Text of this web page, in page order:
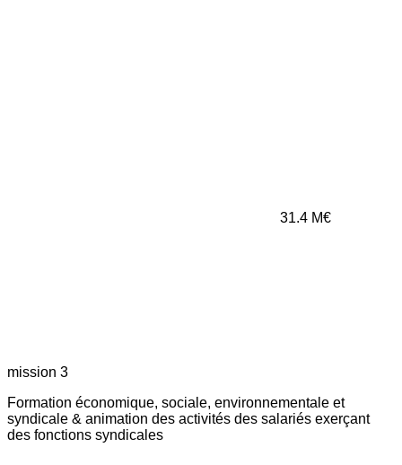
31.4 M€
mission 3
Formation économique, sociale, environnementale et
syndicale & animation des activités des salariés exerçant
des fonctions syndicales